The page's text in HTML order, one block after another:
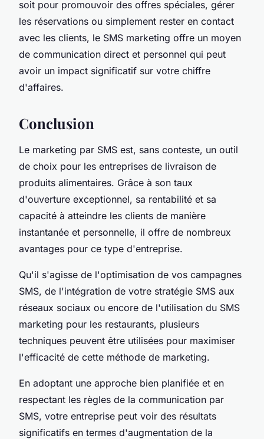
soit pour promouvoir des offres spéciales, gérer
les réservations ou simplement rester en contact
avec les clients, le SMS marketing offre un moyen
de communication direct et personnel qui peut
avoir un impact significatif sur votre chiffre
d'affaires.
Conclusion
Le marketing par SMS est, sans conteste, un outil
de choix pour les entreprises de livraison de
produits alimentaires. Grâce à son taux
d'ouverture exceptionnel, sa rentabilité et sa
capacité à atteindre les clients de manière
instantanée et personnelle, il offre de nombreux
avantages pour ce type d'entreprise.
Qu'il s'agisse de l'optimisation de vos campagnes
SMS, de l'intégration de votre stratégie SMS aux
réseaux sociaux ou encore de l'utilisation du SMS
marketing pour les restaurants, plusieurs
techniques peuvent être utilisées pour maximiser
l'efficacité de cette méthode de marketing.
En adoptant une approche bien planifiée et en
respectant les règles de la communication par
SMS, votre entreprise peut voir des résultats
significatifs en termes d'augmentation de la